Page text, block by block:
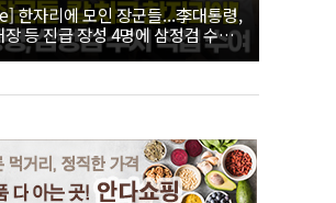
한자리에 모인 장군들...李대통령,
등 진급 장성 4명에 삼정검 수치
26.08.07 장성 진급·삼정검 수치